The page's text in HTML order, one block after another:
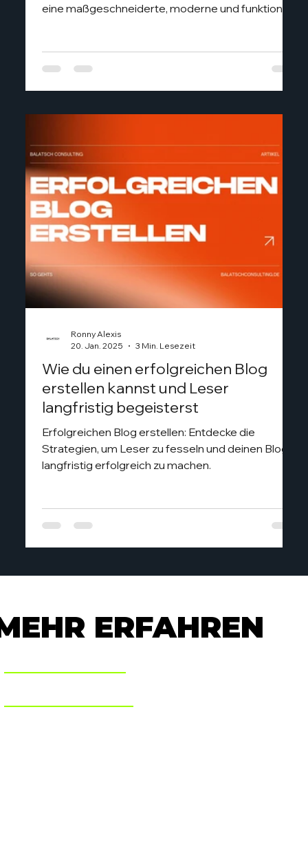
eine maßgeschneiderte, moderne und funktionale
verwandeln digitale Träume in greifbare Realität.
Doch was macht eine professionelle
Wie du einen erfolgreichen Blog
erstellen kannst und Leser
langfristig begeisterst
Erfolgreichen Blog erstellen: Entdecke die
Strategien, um Leser zu fesseln und deinen Blog
langfristig erfolgreich zu machen.
Ronny Alexis
20. Jan. 2025
3 Min. Lesezeit
ERFAHREN
ERFAHREN